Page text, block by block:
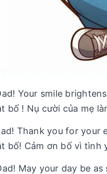
Your smile
bố ! Nụ cười của mẹ
Thank you for
bố! Cảm ơn bố vì tình
May your day be